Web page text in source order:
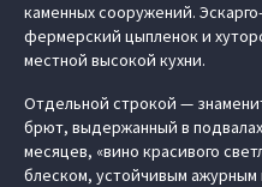
каменных сооружений.
фермерский цыпленок и
местной высокой кухни.
Отдельной строкой —
брют, выдержанный в
месяцев, «вино красивого
блеском, устойчивым